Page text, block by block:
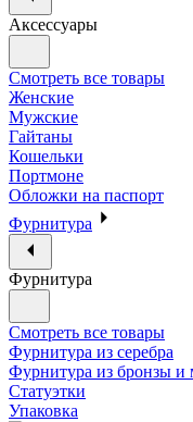
Аксессуары
Смотреть все товары
Женские
Мужские
Гайтаны
Кошельки
Портмоне
Обложки на паспорт
Фурнитура
Фурнитура
Смотреть все товары
Фурнитура из серебра
Фурнитура из бронзы и
Статуэтки
Упаковка